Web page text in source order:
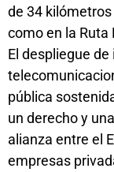
de 34
como en la Ruta
El despliegue
pública
un derecho y
alianza entre el
empresas